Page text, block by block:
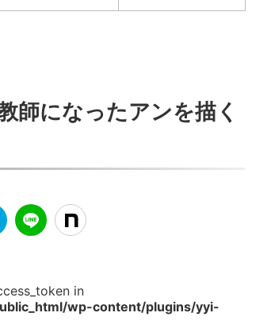
師になったアンを描く
in
wp-content/plugins/yyi-